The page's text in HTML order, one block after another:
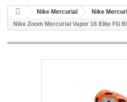
Nike Mercurial Nike
Nike Zoom Mercurial Vapor 16 Elite FG